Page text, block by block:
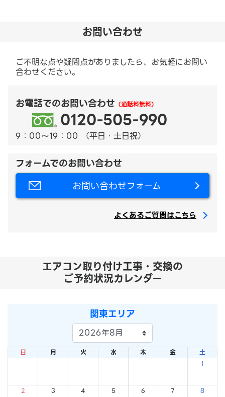
お問い合わせ
ご不明な点や疑問点がありましたら、お気軽にお問い
合わせください。
お電話でのお問い合わせ （通話料無料）
0120-505-990
9：00～19：00 （平日・土日祝）
フォームでのお問い合わせ
お問い合わせフォーム
よくあるご質問はこちら
エアコン取り付け工事・交換の
ご予約状況カレンダー
関東エリア
日 月 火 水 木 金
土
1
2 3 4 5 6 7 8